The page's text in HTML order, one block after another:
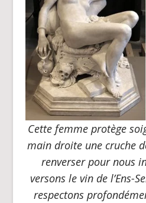
Cette femme protège
main droite une cruche
renverser pour nous
versons le vin de l’Ens-
respectons